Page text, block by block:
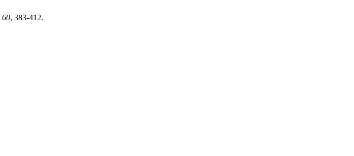
60, 383-412.